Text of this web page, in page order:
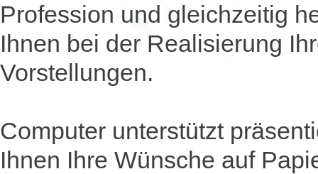
Profession und gleichzeitig
Ihnen bei der Realisierung
Vorstellungen.
Computer unterstützt
Ihnen Ihre Wünsche auf